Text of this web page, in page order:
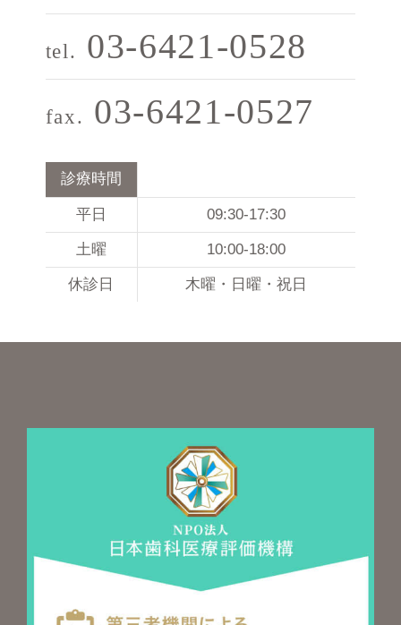
tel. 03-6421-0528
fax. 03-6421-0527
診療時間
平日 09:30-17:30
土曜 10:00-18:00
休診日 木曜・日曜・祝日